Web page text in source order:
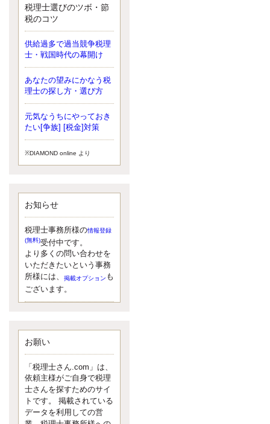
北井です。寂しいです。 先日、テ
ィームズイベントとしてバーベキ
ップしようと思いましたが、そこ
はセンスある後のブロガーに任せ
ようと思います。
更新:2017年5月1日(大阪市北区)
---------------------
サクセス会計事務所
サクセス税理士のお役立ち
ブログ
平成２７年１月１日以降開始の相
続より、相続税の基礎控除額（相
続税が課税されない遺産の上限
しています。
更新:2017年5月1日(大阪市中央区)
湘南BUN税理士事務所
湘南のぽっちゃり女性税理
士松村文子と湘南ＢＵ
また最近、税理士試験のご相談を
受けることおおくなりました。受
験申し込み受け付け開始になるか
ダメと思う前に、全力で勝負して
みたいです！
京都のやわらか女性税理
イクメン税理士による税金
ブログです。
税理士選びのツボ・節
税のコツ
供給過多で過当競争税理
士・戦国時代の幕開け
あなたの望みにかなう税
理士の探し方・選び方
元気なうちにやっておき
たい[争族] [税金]対策
※DIAMOND online より
お知らせ
税理士事務所様の情報登録
(無料)受付中です。
より多くの問い合わせを
いただきたいという事務
所様には、
掲載オプション も
ございます。
お願い
「税理士さん.com」は、
依頼主様がご自身で税理
士さんを探すためのサイ
トです。 掲載されている
データを利用しての営